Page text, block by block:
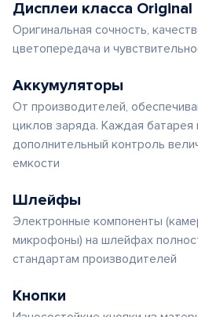
Дисплеи класса Original
Оригинальная сочность,
цветопередача и
Аккумуляторы
От производителей,
циклов заряда. Каждая батарея
дополнительный контроль
емкости
Шлейфы
Электронные компоненты
микрофоны) на шлейфах
стандартам производителей
Кнопки